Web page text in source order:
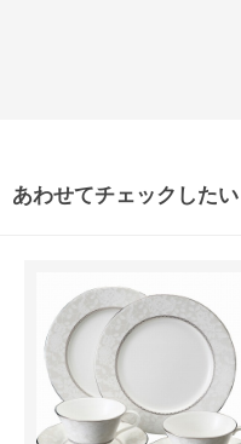
あわせてチェックしたい